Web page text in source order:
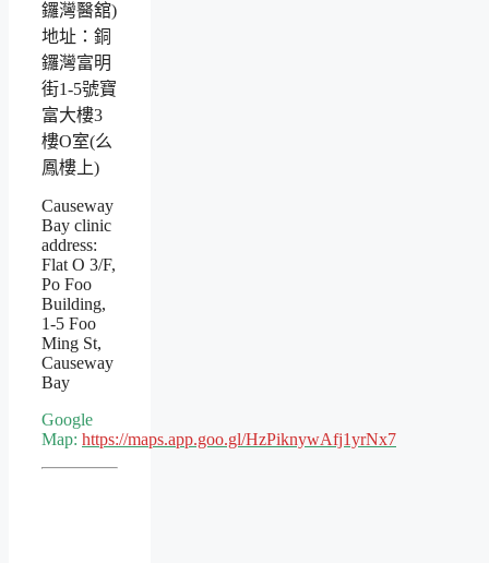
鑼灣醫舘)
地址：銅
鑼灣富明
街1-5號寶
富大樓3
樓O室(么
鳳樓上)
Causeway
Bay clinic
address:
Flat O 3/F,
Po Foo
Building,
1-5 Foo
Ming St,
Causeway
Bay
Google
Map: https://maps.app.goo.gl/HzPiknywAfj1yrNx7